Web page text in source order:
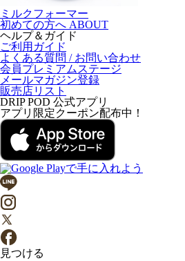
ミルクフォーマー
初めての方へ ABOUT
ヘルプ＆ガイド
ご利用ガイド
よくある質問 / お問い合わせ
会員プレミアムステージ
メールマガジン登録
販売店リスト
DRIP POD 公式アプリ
アプリ限定クーポン配布中！
見つける